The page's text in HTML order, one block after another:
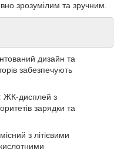
зрозумілим та зручним.
дизайн та
забезпечують
ЖК-дисплей з
зарядки та
з літієвими